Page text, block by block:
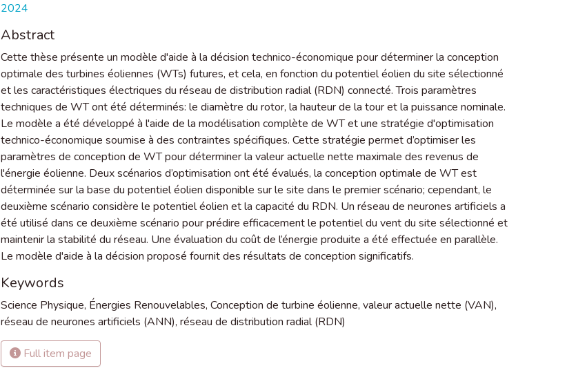
2024
Abstract
Cette thèse présente un modèle d'aide à la décision technico-économique pour déterminer la conception
optimale des turbines éoliennes (WTs) futures, et cela, en fonction du potentiel éolien du site sélectionné
et les caractéristiques électriques du réseau de distribution radial (RDN) connecté. Trois paramètres
techniques de WT ont été déterminés: le diamètre du rotor, la hauteur de la tour et la puissance nominale.
Le modèle a été développé à l'aide de la modélisation complète de WT et une stratégie d'optimisation
technico-économique soumise à des contraintes spécifiques. Cette stratégie permet d’optimiser les
paramètres de conception de WT pour déterminer la valeur actuelle nette maximale des revenus de
l'énergie éolienne. Deux scénarios d’optimisation ont été évalués, la conception optimale de WT est
déterminée sur la base du potentiel éolien disponible sur le site dans le premier scénario; cependant, le
deuxième scénario considère le potentiel éolien et la capacité du RDN. Un réseau de neurones artificiels a
été utilisé dans ce deuxième scénario pour prédire efficacement le potentiel du vent du site sélectionné et
maintenir la stabilité du réseau. Une évaluation du coût de l’énergie produite a été effectuée en parallèle.
Le modèle d'aide à la décision proposé fournit des résultats de conception significatifs.
Keywords
Science Physique, Énergies Renouvelables, Conception de turbine éolienne, valeur actuelle nette (VAN),
réseau de neurones artificiels (ANN), réseau de distribution radial (RDN)
Full item page